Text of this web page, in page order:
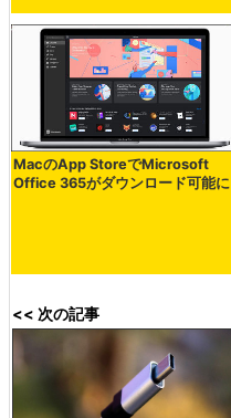
MacのApp StoreでMicrosoft
Office 365がダウンロード可能に
<< 次の記事